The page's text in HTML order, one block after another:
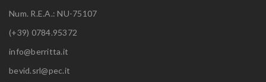
Num. R.E.A.: NU-75107
(+39) 0784.95372
info@berritta.it
bevid.srl@pec.it